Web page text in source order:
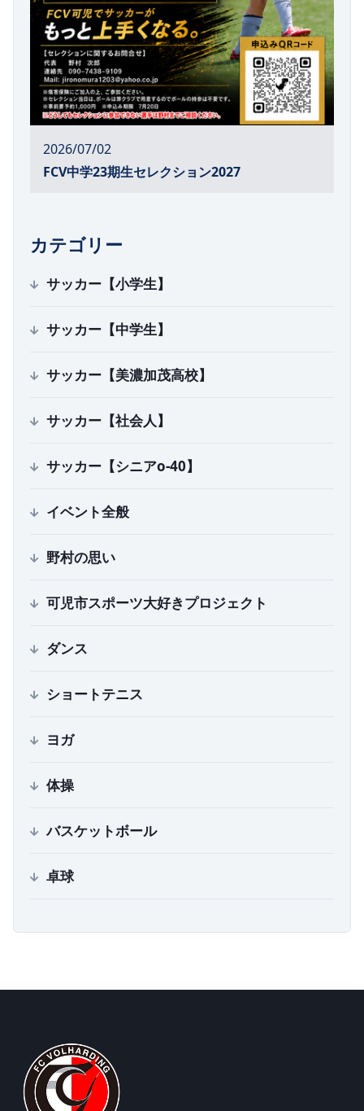
2026/07/02
FCV中学23期生セレクション2027
カテゴリー
サッカー【小学生】
サッカー【中学生】
サッカー【美濃加茂高校】
サッカー【社会人】
サッカー【シニアo-40】
イベント全般
野村の思い
可児市スポーツ大好きプロジェクト
ダンス
ショートテニス
ヨガ
体操
バスケットボール
卓球